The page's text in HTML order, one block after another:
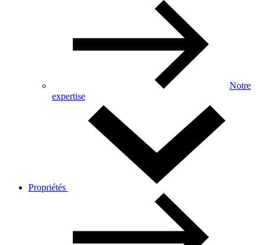
Notre
expertise
Propriétés